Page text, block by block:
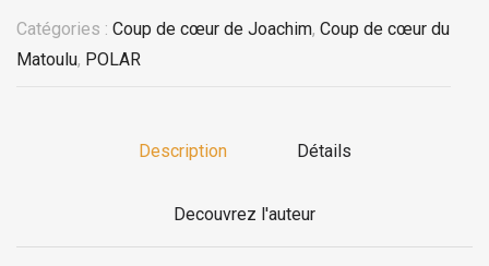
Catégories : Coup de cœur de Joachim, Coup de cœur du
Matoulu, POLAR
Description Détails
Decouvrez l'auteur